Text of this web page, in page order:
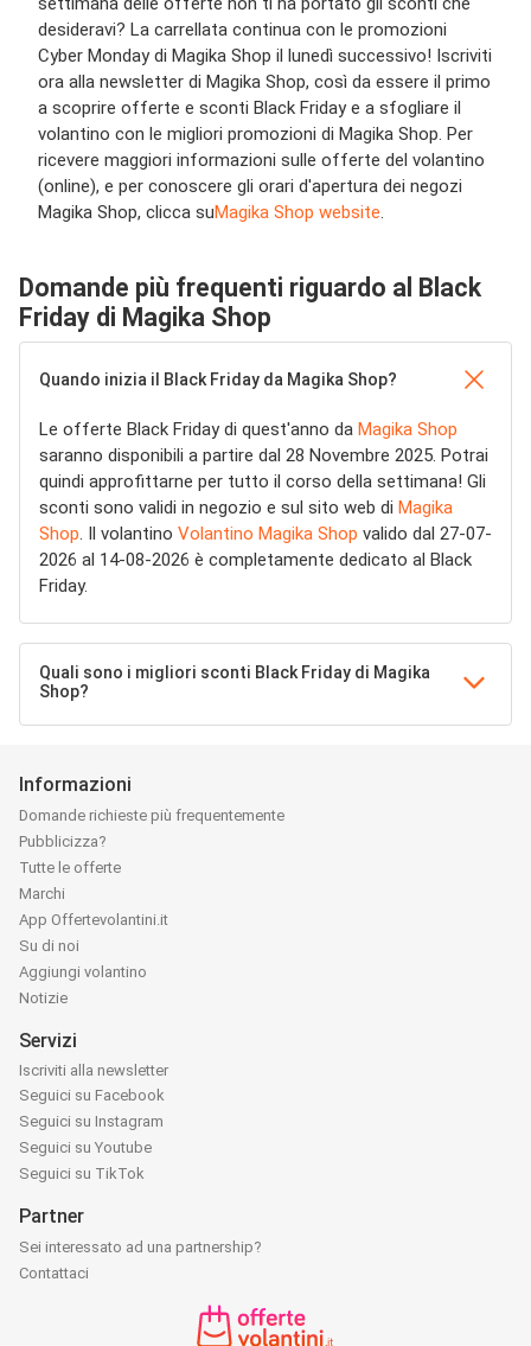
desideravi? La carrellata continua con le promozioni
Cyber Monday di Magika Shop il lunedì successivo! Iscriviti
ora alla newsletter di Magika Shop, così da essere il primo
a scoprire offerte e sconti Black Friday e a sfogliare il
volantino con le migliori promozioni di Magika Shop. Per
ricevere maggiori informazioni sulle offerte del volantino
(online), e per conoscere gli orari d'apertura dei negozi
Magika Shop, clicca suMagika Shop website.
Domande più frequenti riguardo al Black
Friday di Magika Shop
Quando inizia il Black Friday da Magika Shop?
Le offerte Black Friday di quest'anno da Magika Shop
saranno disponibili a partire dal 28 Novembre 2025. Potrai
quindi approfittarne per tutto il corso della settimana! Gli
sconti sono validi in negozio e sul sito web di Magika
Shop. Il volantino Volantino Magika Shop valido dal 27-07-
2026 al 14-08-2026 è completamente dedicato al Black
Friday.
Quali sono i migliori sconti Black Friday di Magika
Shop?
Informazioni
Domande richieste più frequentemente
Pubblicizza?
Tutte le offerte
Marchi
App Offertevolantini.it
Su di noi
Aggiungi volantino
Notizie
Servizi
Iscriviti alla newsletter
Seguici su Facebook
Seguici su Instagram
Seguici su Youtube
Seguici su TikTok
Partner
Sei interessato ad una partnership?
Contattaci